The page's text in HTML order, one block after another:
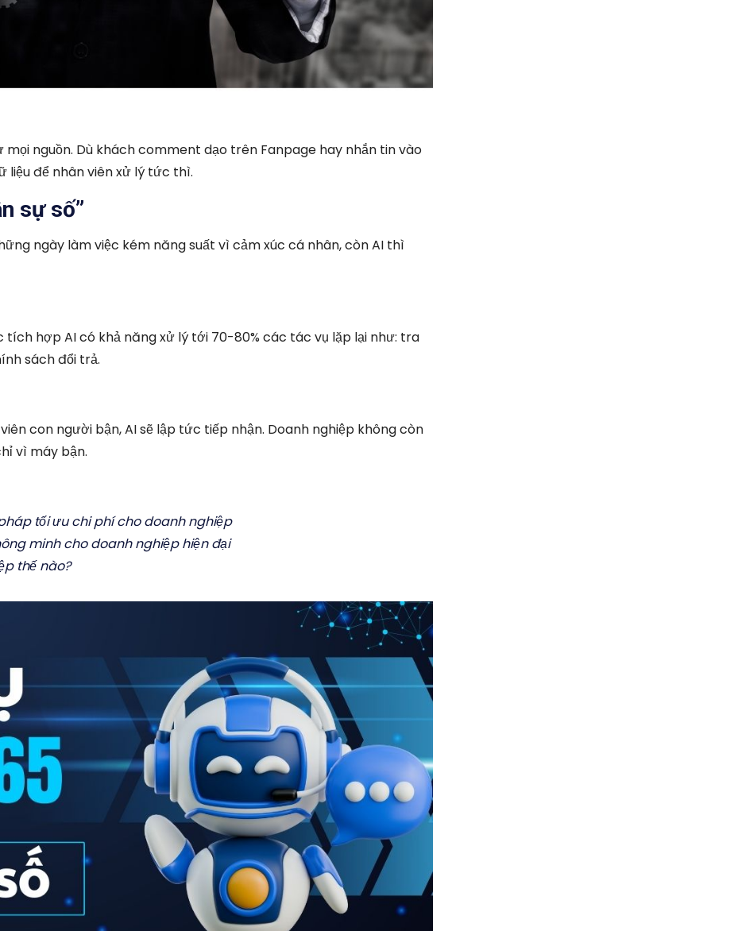
nguồn. Dù khách comment dạo trên Fanpage hay nhắn tin vào
liệu để nhân viên xử lý tức thì.
sự số”
ngày làm việc kém năng suất vì cảm xúc cá nhân, còn AI thì
hợp AI có khả năng xử lý tới 70-80% các tác vụ lặp lại như: tra
sách đổi trả.
con người bận, AI sẽ lập tức tiếp nhận. Doanh nghiệp không còn
vì máy bận.
tối ưu chi phí cho doanh nghiệp
minh cho doanh nghiệp hiện đại
thế nào?